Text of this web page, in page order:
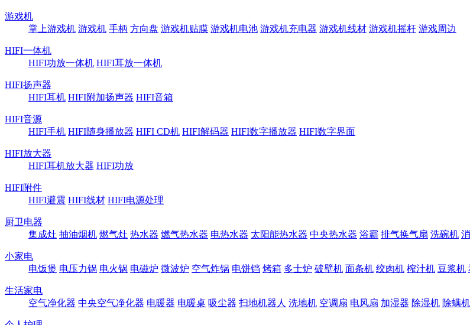
游戏机
掌上游戏机 游戏机 手柄 方向盘 游戏机贴膜 游戏机电池 游戏机充电器 游戏机线材 游戏机摇杆 游戏周边
HIFI一体机
HIFI功放一体机 HIFI耳放一体机
HIFI扬声器
HIFI耳机 HIFI附加扬声器 HIFI音箱
HIFI音源
HIFI手机 HIFI随身播放器 HIFI CD机 HIFI解码器 HIFI数字播放器 HIFI数字界面
HIFI放大器
HIFI耳机放大器 HIFI功放
HIFI附件
HIFI避震 HIFI线材 HIFI电源处理
厨卫电器
集成灶 抽油烟机 燃气灶 热水器 燃气热水器 电热水器 太阳能热水器 中央热水器 浴霸 排气换气扇 洗碗机
小家电
电饭煲 电压力锅 电火锅 电磁炉 微波炉 空气炸锅 电饼铛 烤箱 多士炉 破壁机 面条机 绞肉机 榨汁机 豆浆机
生活家电
空气净化器 中央空气净化器 电暖器 电暖桌 吸尘器 扫地机器人 洗地机 空调扇 电风扇 加湿器 除湿机 除螨机